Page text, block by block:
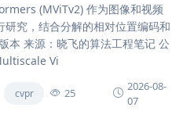
(MViTv2) 作为图像和视频
究，结合分解的相对位置编码和
本 来源：晓飞的算法工程笔记 公
Vi
cvpr 25
2026-08-
07